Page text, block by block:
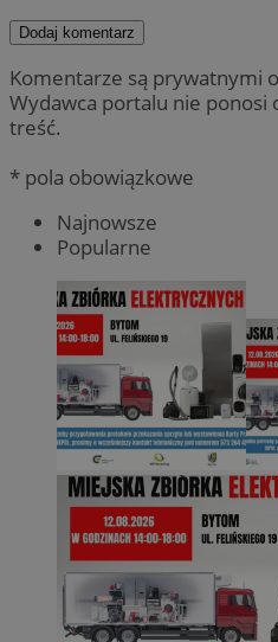
Dodaj komentarz
Komentarze są prywatnymi
Wydawca portalu nie ponosi
treść.
* pola obowiązkowe
Najnowsze
Popularne